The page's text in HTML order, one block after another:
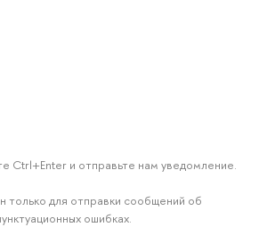
Ctrl+Enter и отправьте нам уведомление.
только для отправки сообщений об
ошибках.